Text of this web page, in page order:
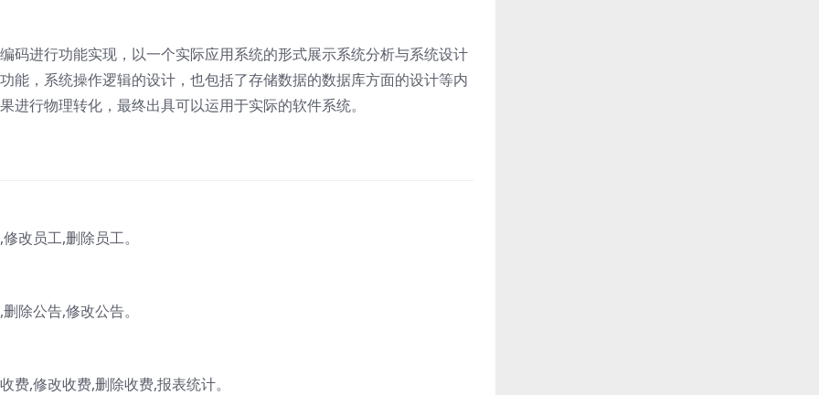
码进行功能实现，以一个实际应用系统的形式展示系统分析与系统设计
能，系统操作逻辑的设计，也包括了存储数据的数据库方面的设计等内
行物理转化，最终出具可以运用于实际的软件系统。
改员工,删除员工。
除公告,修改公告。
,修改收费,删除收费,报表统计。